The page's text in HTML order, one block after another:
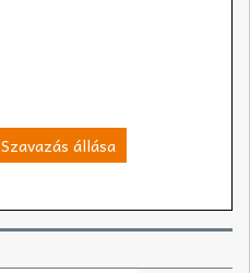
Szavazás állása